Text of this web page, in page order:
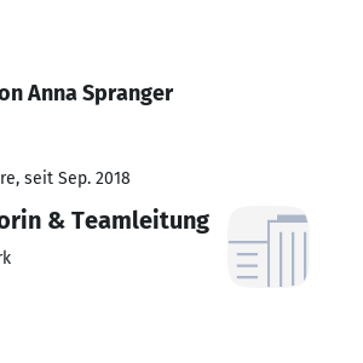
Anna Spranger
seit Sep. 2018
& Teamleitung